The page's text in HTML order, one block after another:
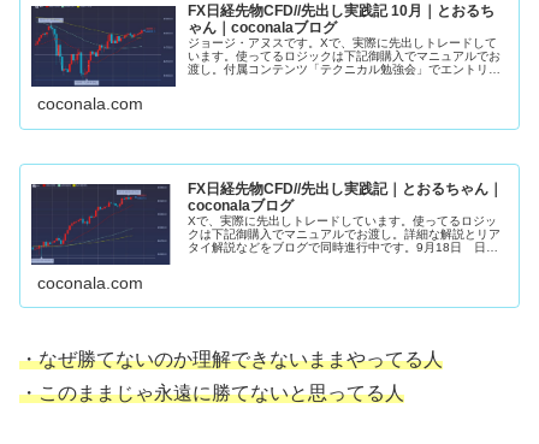
FX日経先物CFD//先出し実践記 10月｜とおるち
ゃん｜coconalaブログ
ジョージ・アヌスです。Xで、実際に先出しトレードして
います。使ってるロジックは下記御購入でマニュアルでお
渡し。付属コンテンツ「テクニカル勉強会」でエントリー
coconala.com
FX日経先物CFD//先出し実践記｜とおるちゃん｜
coconalaブログ
Xで、実際に先出しトレードしています。使ってるロジッ
クは下記御購入でマニュアルでお渡し。詳細な解説とリア
タイ解説などをブログで同時進行中です。9月18日 日経
coconala.com
・なぜ勝てないのか理解できないままやってる人
・このままじゃ永遠に勝てないと思ってる人